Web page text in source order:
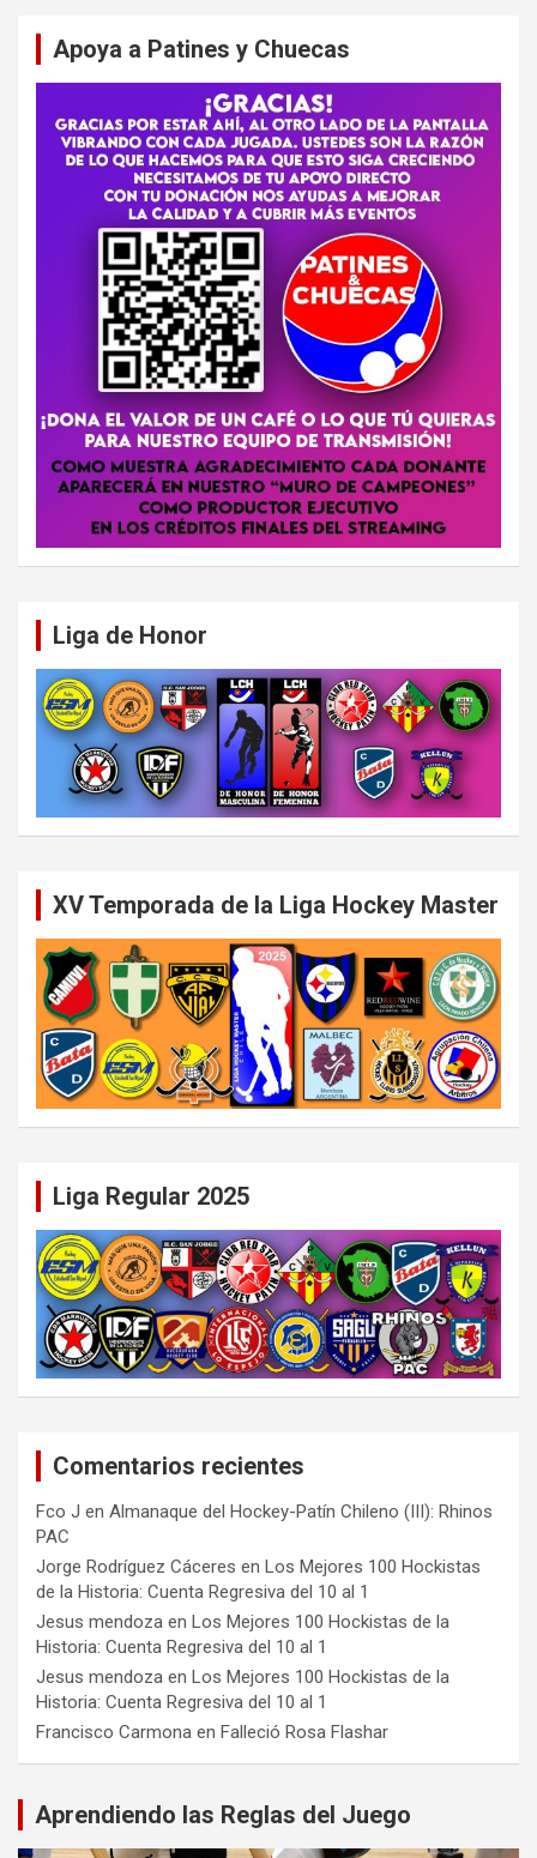
Apoya a Patines y Chuecas
Liga de Honor
XV Temporada de la Liga Hockey Master
Liga Regular 2025
Comentarios recientes
Fco J en Almanaque del Hockey-Patín Chileno (III): Rhinos
PAC
Jorge Rodríguez Cáceres en Los Mejores 100 Hockistas
de la Historia: Cuenta Regresiva del 10 al 1
Jesus mendoza en Los Mejores 100 Hockistas de la
Historia: Cuenta Regresiva del 10 al 1
Jesus mendoza en Los Mejores 100 Hockistas de la
Historia: Cuenta Regresiva del 10 al 1
Francisco Carmona en Falleció Rosa Flashar
Aprendiendo las Reglas del Juego